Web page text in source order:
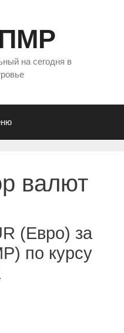
на сегодня в
валют
(Евро) за
по курсу